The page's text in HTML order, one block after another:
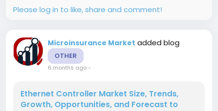
Please log in to like, share and comment!
Microinsurance Market added blog
OTHER
6 months ago-
Ethernet Controller Market Size, Trends,
Growth, Opportunities, and Forecast to